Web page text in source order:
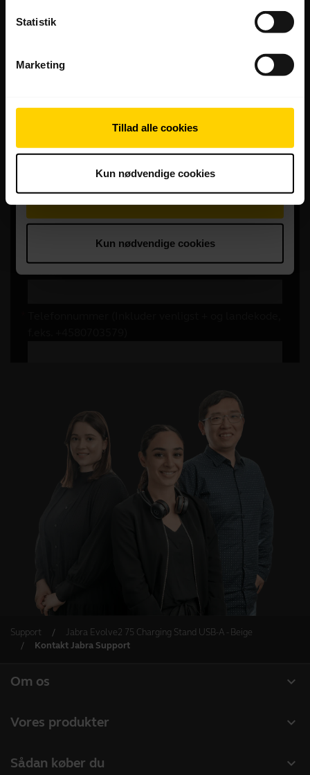
Statistik
Marketing
Tillad alle cookies
Kun nødvendige cookies
Support
Jabra Evolve2 75 Charging Stand USB-A - Beige
Kontakt Jabra Support
expand_more
Om os
Bæredygtighed
expand_more
Vores produkter
expand_more
Sådan køber du